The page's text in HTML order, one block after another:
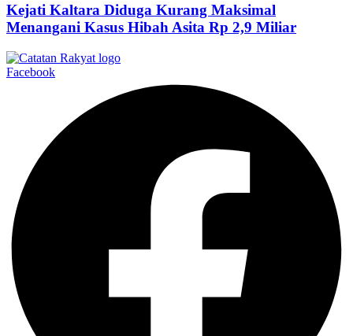
Kejati Kaltara Diduga Kurang Maksimal
Menangani Kasus Hibah Asita Rp 2,9 Miliar
Facebook